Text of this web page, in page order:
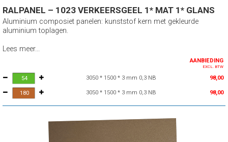
RALPANEL – 1023 VERKEERSGEEL 1* MAT 1* GLANS
Aluminium composiet panelen: kunststof kern met gekleurde
aluminium toplagen.
Lees meer...
AANBIEDING
EXCL. BTW
3050 * 1500 * 3 mm 0,3 NB 98,00
3050 * 1500 * 3 mm 0,3 NB 98,00